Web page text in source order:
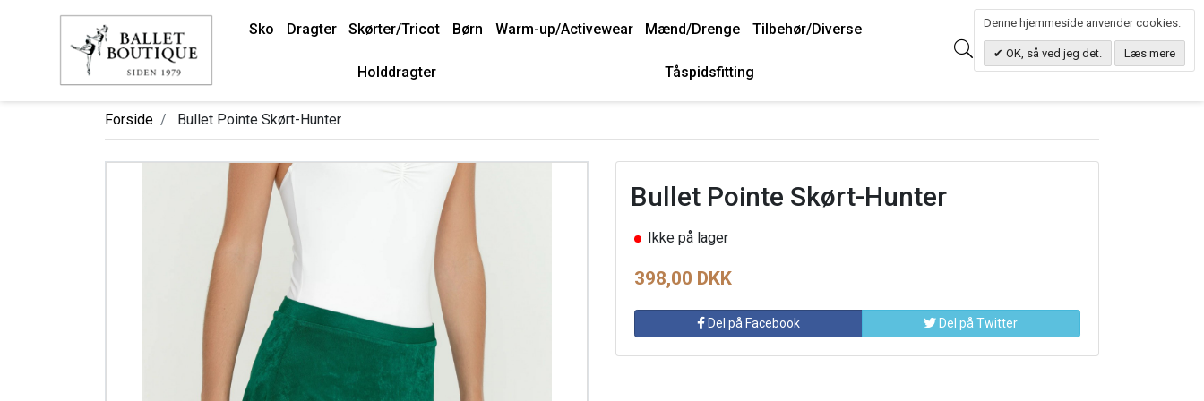
Sko Dragter Skørter/Tricot Børn Warm-up/Activewear Mænd/Drenge Tilbehør/Diverse
Holddragter Tåspidsfitting
Søg 0.00 DKK
Forside Bullet Pointe Skørt-Hunter
Bullet Pointe Skørt-Hunter
Ikke på lager
398,00 DKK
Del på Facebook Del på Twitter
Denne hjemmeside anvender cookies.
OK, så ved jeg det. Læs mere